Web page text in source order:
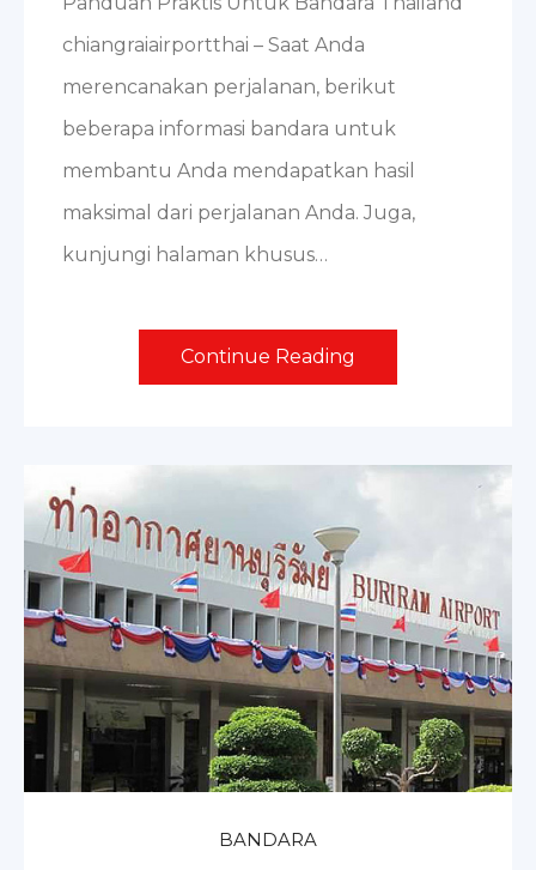
chiangraiairportthai – Saat Anda
merencanakan perjalanan, berikut
beberapa informasi bandara untuk
membantu Anda mendapatkan hasil
maksimal dari perjalanan Anda. Juga,
kunjungi halaman khusus…
Continue Reading
BANDARA